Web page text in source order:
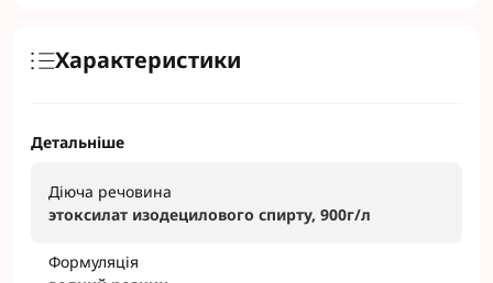
Характеристики
Детальніше
Діюча речовина
этоксилат изодецилового спирту, 900г/л
Формуляція